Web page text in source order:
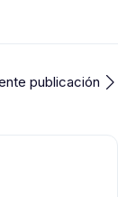
publicación